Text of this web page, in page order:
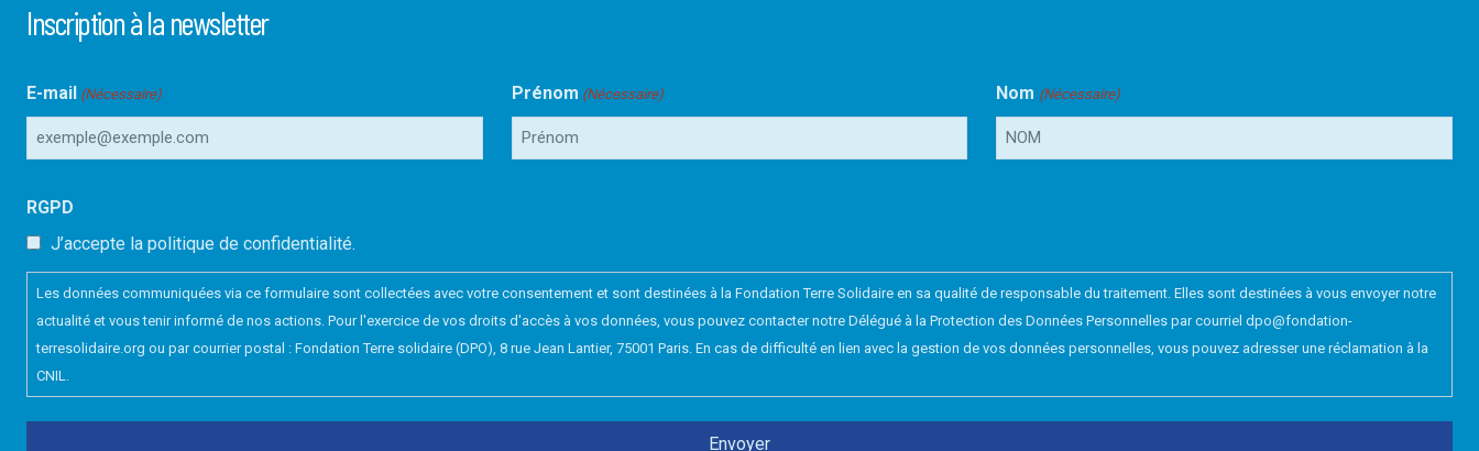
Inscription à la newsletter
E-mail (Nécessaire) Prénom (Nécessaire) Nom (Nécessaire)
RGPD
J’accepte la politique de confidentialité.
Les données communiquées via ce formulaire sont collectées avec votre consentement et sont destinées à la Fondation Terre Solidaire en sa qualité de responsable du traitement. Elles sont destinées à vous envoyer notre
actualité et vous tenir informé de nos actions. Pour l'exercice de vos droits d'accès à vos données, vous pouvez contacter notre Délégué à la Protection des Données Personnelles par courriel dpo@fondation-
terresolidaire.org ou par courrier postal : Fondation Terre solidaire (DPO), 8 rue Jean Lantier, 75001 Paris. En cas de difficulté en lien avec la gestion de vos données personnelles, vous pouvez adresser une réclamation à la
CNIL.